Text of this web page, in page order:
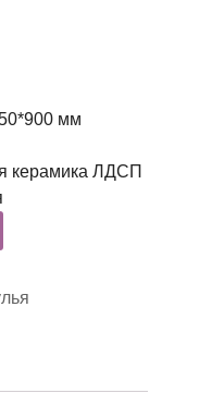
мм
керамика ЛДСП